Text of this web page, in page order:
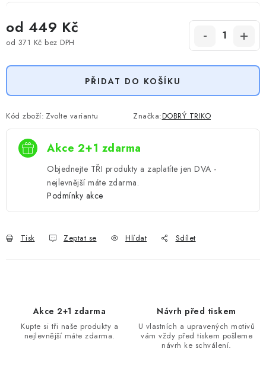
od 449 Kč
od 371 Kč bez DPH
PŘIDAT DO KOŠÍKU
Kód zboží: Zvolte variantu Značka:DOBRÝ TRIKO
Akce 2+1 zdarma
Objednejte TŘI produkty a zaplatíte jen DVA -
nejlevnější máte zdarma.
Podmínky akce
Tisk Zeptat se Hlídat Sdílet
Akce 2+1 zdarma
Kupte si tři naše produkty a
nejlevnější máte zdarma.
Návrh před tiskem
U vlastních a upravených motivů
vám vždy před tiskem pošleme
návrh ke schválení.